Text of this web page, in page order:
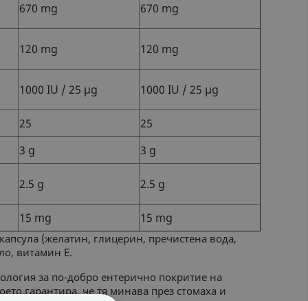
670 mg 670 mg
120 mg 120 mg
1000 IU / 25 µg 1000 IU / 25 µg
25 25
3 g 3 g
2.5 g 2.5 g
15 mg 15 mg
(желатин, глицерин, пречистена вода,
витамин Е.
за по-добро ентерично покритие на
гарантира, че тя минава през стомаха и